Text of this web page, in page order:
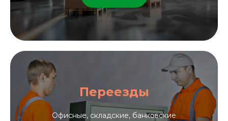
Переезды
Офисные, складские, банковские